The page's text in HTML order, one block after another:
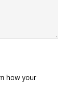
how your